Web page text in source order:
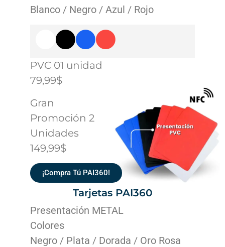
Blanco / Negro / Azul / Rojo
PVC 01 unidad
79,99$
Gran
Promoción 2
Unidades
149,99$
¡Compra Tú PAI360!
Tarjetas PAI360
Presentación METAL
Colores
Negro / Plata / Dorada / Oro Rosa